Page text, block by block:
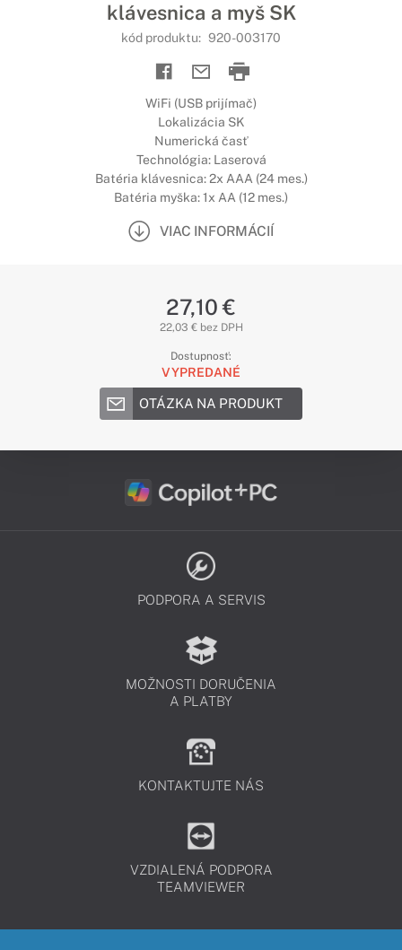
klávesnica a myš SK
kód produktu: 920-003170
WiFi (USB prijímač)
Lokalizácia SK
Numerická časť
Technológia: Laserová
Batéria klávesnica: 2x AAA (24 mes.)
Batéria myška: 1x AA (12 mes.)
VIAC INFORMÁCIÍ
27,10 €
22,03 € bez DPH
Dostupnosť:
VYPREDANÉ
OTÁZKA NA PRODUKT
PODPORA A SERVIS
MOŽNOSTI DORUČENIA
A PLATBY
KONTAKTUJTE NÁS
VZDIALENÁ PODPORA
TEAMVIEWER